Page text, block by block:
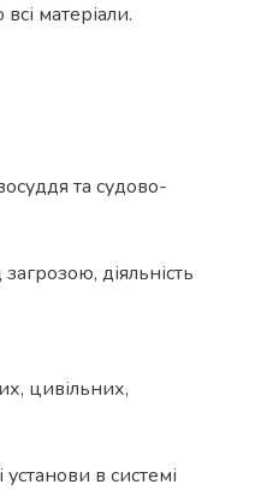
матеріали.
та судово-
діяльність
цивільних,
установи в системі